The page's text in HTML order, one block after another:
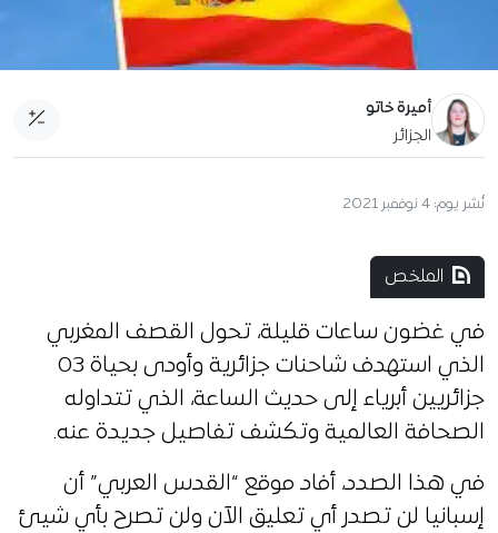
أميرة خاتو
الجزائر
نُشر يوم: 4 نوفمبر 2021
الملخص
في غضون ساعات قليلة، تحول القصف المغربي
الذي استهدف شاحنات جزائرية وأودى بحياة 03
جزائريين أبرياء إلى حديث الساعة، الذي تتداوله
الصحافة العالمية وتكشف تفاصيل جديدة عنه.
في هذا الصدد، أفاد موقع “القدس العربي” أن
إسبانيا لن تصدر أي تعليق الآن ولن تصرح بأي شيئ